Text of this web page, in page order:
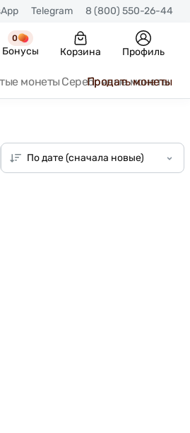
Telegram 8 (800) 550-26-44
0
Бонусы Корзина Профиль
монеты Серебряные монеты
Продать монеты